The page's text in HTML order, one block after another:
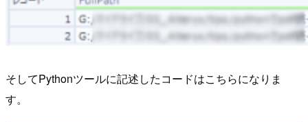
そしてPythonツールに記述したコードはこちらになりま
す。